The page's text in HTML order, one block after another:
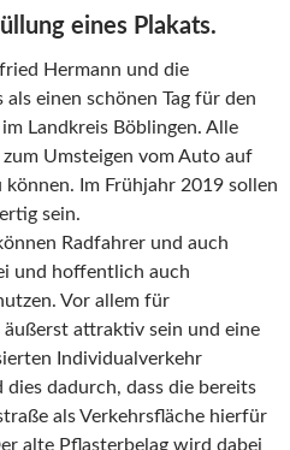
eines Plakats.
Hermann und die
einen schönen Tag für den
Landkreis Böblingen. Alle
Umsteigen vom Auto auf
können. Im Frühjahr 2019 sollen
sein.
Radfahrer und auch
und hoffentlich auch
Vor allem für
attraktiv sein und eine
Individualverkehr
dadurch, dass die bereits
als Verkehrsfläche hierfür
alte Pflasterbelag wird dabei